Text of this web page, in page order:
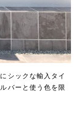
シックな輸入タイ
バーと使う色を限